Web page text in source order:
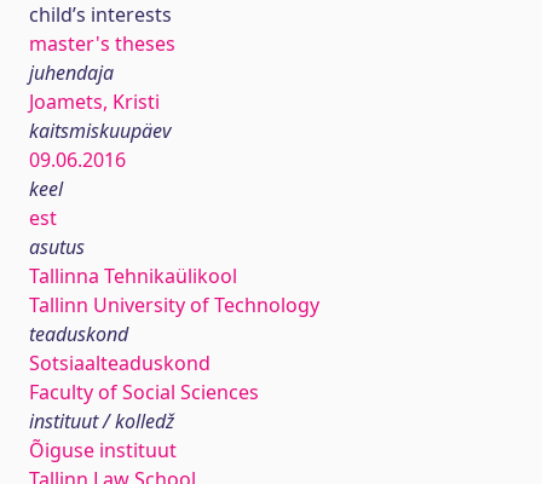
child’s interests
master's theses
juhendaja
Joamets, Kristi
kaitsmiskuupäev
09.06.2016
keel
est
asutus
Tallinna Tehnikaülikool
Tallinn University of Technology
teaduskond
Sotsiaalteaduskond
Faculty of Social Sciences
instituut / kolledž
Õiguse instituut